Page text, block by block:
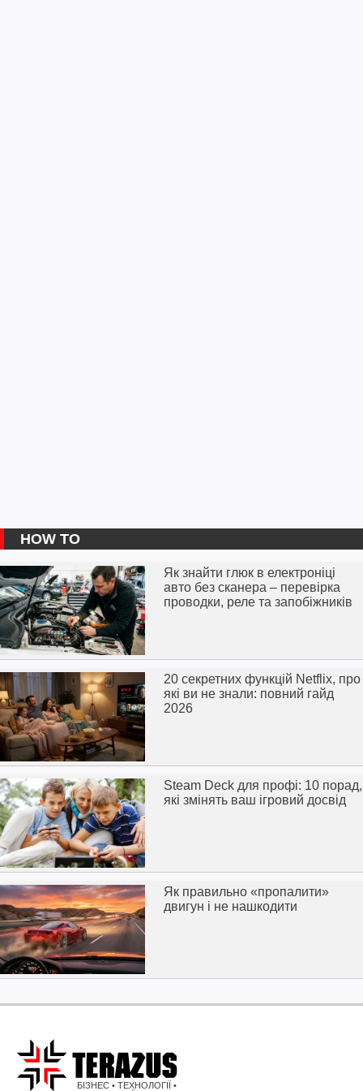
HOW TO
Як знайти глюк в електроніці
авто без сканера – перевірка
проводки, реле та запобіжників
20 секретних функцій Netflix, про
які ви не знали: повний гайд
2026
Steam Deck для профі: 10 порад,
які змінять ваш ігровий досвід
Як правильно «пропалити»
двигун і не нашкодити
БІЗНЕС • ТЕХНОЛОГІЇ •